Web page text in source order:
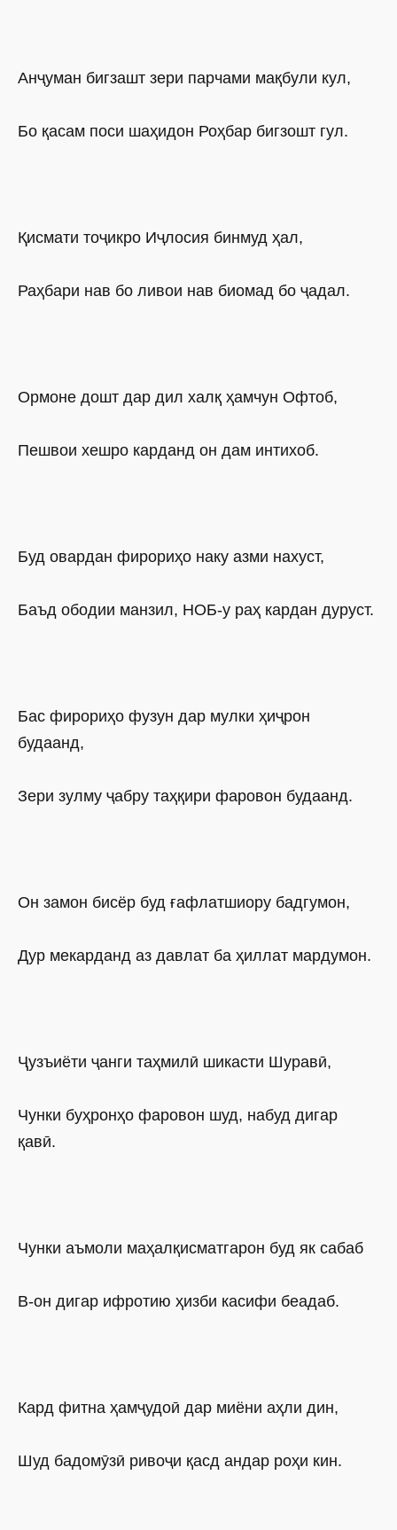
Анҷуман бигзашт зери парчами мақбули кул,
Бо қасам поси шаҳидон Роҳбар бигзошт гул.
Қисмати тоҷикро Иҷлосия бинмуд ҳал,
Раҳбари нав бо ливои нав биомад бо ҷадал.
Ормоне дошт дар дил халқ ҳамчун Офтоб,
Пешвои хешро карданд он дам интихоб.
Буд овардан фирориҳо наку азми нахуст,
Баъд ободии манзил, НОБ-у раҳ кардан дуруст.
Бас фирориҳо фузун дар мулки ҳиҷрон
будаанд,
Зери зулму ҷабру таҳқири фаровон будаанд.
Он замон бисёр буд ғафлатшиору бадгумон,
Дур мекарданд аз давлат ба ҳиллат мардумон.
Ҷузъиёти ҷанги таҳмилӣ шикасти Шуравӣ,
Чунки буҳронҳо фаровон шуд, набуд дигар
қавӣ.
Чунки аъмоли маҳалқисматгарон буд як сабаб
В-он дигар ифротию ҳизби касифи беадаб.
Кард фитна ҳамҷудоӣ дар миёни аҳли дин,
Шуд бадомӯзӣ ривоҷи қасд андар роҳи кин.